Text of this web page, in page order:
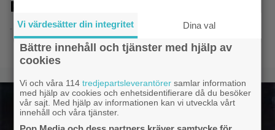
Röjarveckan
- 19.4.2015 11:33
Vi värdesätter din integritet Dina val
Bättre innehåll och tjänster med hjälp av
cookies
Vi och våra 114tredjepartsleverantörer samlar information
med hjälp av cookies och enhetsidentifierare då du besöker
vår sajt. Med hjälp av informationen kan vi utveckla vårt
innehåll och våra tjänster.